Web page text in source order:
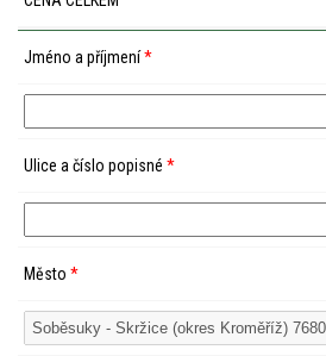
Jméno a příjmení*
Ulice a číslo popisné *
Město *